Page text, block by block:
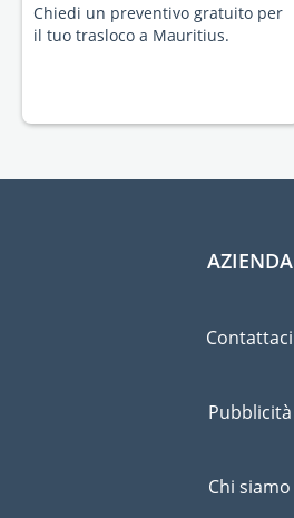
Chiedi un preventivo gratuito per
il tuo trasloco a Mauritius.
AZIENDA
Contattaci
Pubblicità
Chi siamo